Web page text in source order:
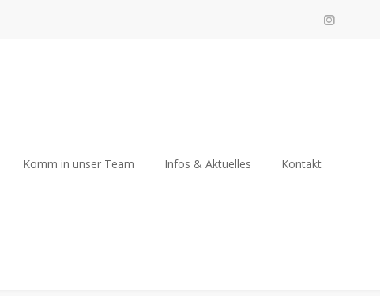
Komm in unser Team Infos & Aktuelles Kontakt